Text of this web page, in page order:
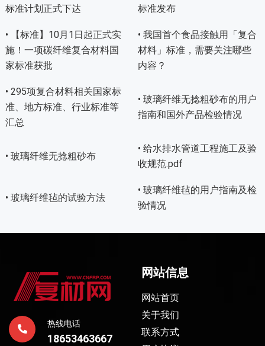
标准计划正式下达
标准发布
• 【标准】10月1日起正式实
施！一项碳纤维复合材料国
家标准获批
• 我国首个食品接触用「复合
材料」标准，需要关注哪些
内容？
• 295项复合材料相关国家标
准、地方标准、行业标准等
汇总
• 玻璃纤维无捻粗砂布的用户
指南和国外产品检验情况
• 玻璃纤维无捻粗砂布
• 给水排水管道工程施工及验
收规范.pdf
• 玻璃纤维毡的试验方法
• 玻璃纤维毡的用户指南及检
验情况
热线电话
18653463667
网站信息
网站首页
关于我们
联系方式